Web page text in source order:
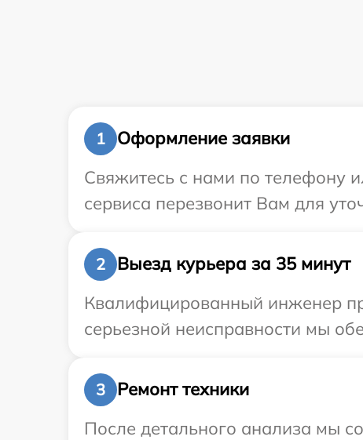
1
Оформление заявки
Свяжитесь с нами по телефону
сервиса перезвонит Вам для
2
Выезд курьера за 35 минут
Квалифицированный инженер
серьезной неисправности мы
3
Ремонт техники
После детального анализа мы